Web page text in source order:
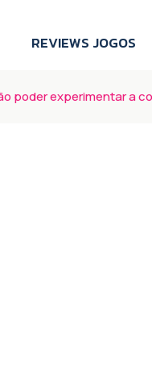
REVIEWS JOGOS
poder experimentar a